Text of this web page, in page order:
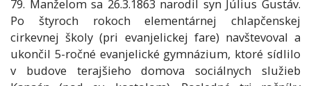
79. Manželom sa 26.3.1863 narodil syn Július Gustáv.
Po štyroch rokoch elementárnej chlapčenskej
cirkevnej školy (pri evanjelickej fare) navštevoval a
ukončil 5-ročné evanjelické gymnázium, ktoré sídlilo
v budove terajšieho domova sociálnych služieb